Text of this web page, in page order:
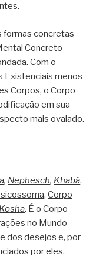
formas concretas
Concreto
Com o
Existenciais menos
Corpos, o Corpo
em sua
mais ovalado.
, Nephesch, Khabá,
, Corpo
. É o Corpo
no Mundo
dos desejos e, por
por eles.